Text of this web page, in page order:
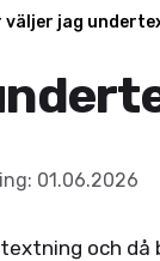
väljer jag
: 01.06.2026
och då